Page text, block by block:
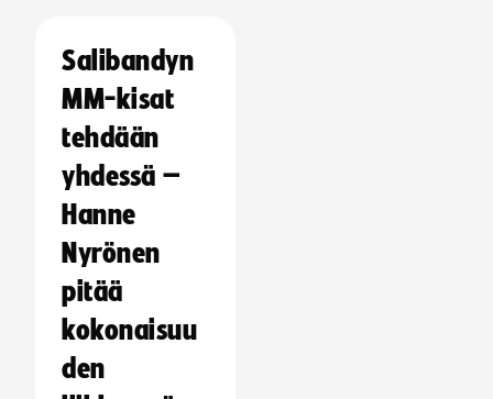
Salibandyn
MM-kisat
tehdään
yhdessä –
Hanne
Nyrönen
pitää
kokonaisuu
den